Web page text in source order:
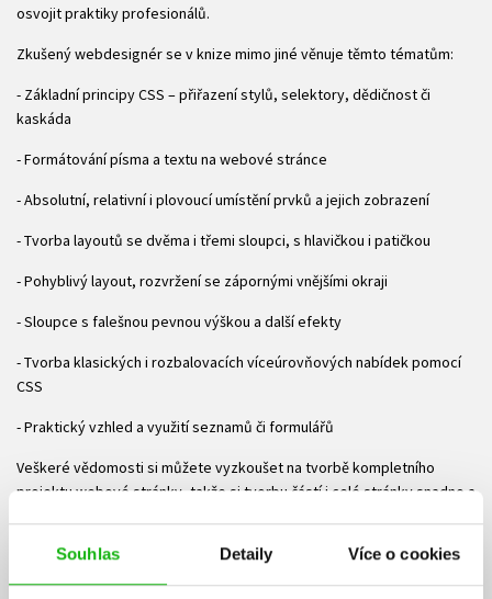
Souhlas Detaily Více o cookies
osvojit praktiky profesionálů.
Zkušený webdesignér se v knize mimo jiné věnuje těmto tématům:
- Základní principy CSS – přiřazení stylů, selektory, dědičnost či
kaskáda
- Formátování písma a textu na webové stránce
- Absolutní, relativní i plovoucí umístění prvků a jejich zobrazení
- Tvorba layoutů se dvěma i třemi sloupci, s hlavičkou i patičkou
- Pohyblivý layout, rozvržení se zápornými vnějšími okraji
- Sloupce s falešnou pevnou výškou a další efekty
- Tvorba klasických i rozbalovacích víceúrovňových nabídek pomocí
CSS
- Praktický vzhled a využití seznamů či formulářů
Veškeré vědomosti si můžete vyzkoušet na tvorbě kompletního
projektu webové stránky, takže si tvorbu částí i celé stránky snadno a
Všechen zdrojový kód je plně lokalizován do češtiny a pro čtenáře je k